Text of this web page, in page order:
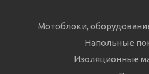
Мотоблоки,
Напольные
Изоляционные